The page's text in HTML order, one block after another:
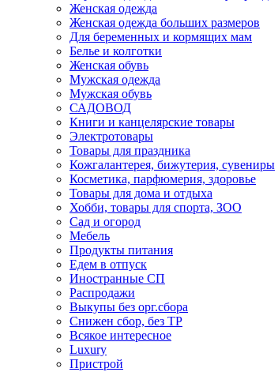
Женская одежда
Женская одежда больших размеров
Для беременных и кормящих мам
Белье и колготки
Женская обувь
Мужская одежда
Мужская обувь
САДОВОД
Книги и канцелярские товары
Электротовары
Товары для праздника
Кожгалантерея, бижутерия, сувениры
Косметика, парфюмерия, здоровье
Товары для дома и отдыха
Хобби, товары для спорта, ЗОО
Сад и огород
Мебель
Продукты питания
Едем в отпуск
Иностранные СП
Распродажи
Выкупы без орг.сбора
Снижен сбор, без ТР
Всякое интересное
Luxury
Пристрой